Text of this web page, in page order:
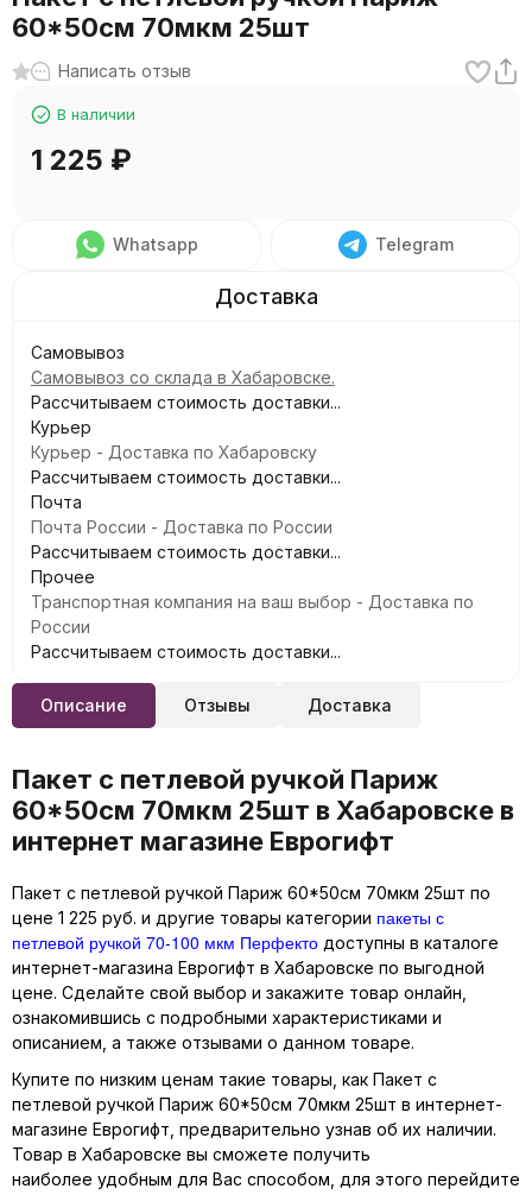
60*50см 70мкм 25шт
Написать отзыв
В наличии
1 225 ₽
Whatsapp Telegram
Самовывоз
Самовывоз со склада в Хабаровске.
Рассчитываем стоимость доставки...
Курьер
Курьер - Доставка по Хабаровску
Рассчитываем стоимость доставки...
Почта
Почта России - Доставка по России
Рассчитываем стоимость доставки...
Прочее
Транспортная компания на ваш выбор - Доставка по
России
Рассчитываем стоимость доставки...
Описание Отзывы Доставка
Пакет с петлевой ручкой Париж
60*50см 70мкм 25шт в Хабаровске в
интернет магазине Еврогифт
Пакет с петлевой ручкой Париж 60*50см 70мкм 25шт по
цене 1 225 руб. и другие товары категории пакеты с
петлевой ручкой 70-100 мкм Перфекто доступны в каталоге
интернет-магазина Еврогифт в Хабаровске по выгодной
цене. Сделайте свой выбор и закажите товар онлайн,
ознакомившись с подробными характеристиками и
описанием, а также отзывами о данном товаре.
Купите по низким ценам такие товары, как Пакет с
петлевой ручкой Париж 60*50см 70мкм 25шт в интернет-
магазине Еврогифт, предварительно узнав об их наличии.
Товар в Хабаровске вы сможете получить
наиболее удобным для Вас способом, для этого перейдите